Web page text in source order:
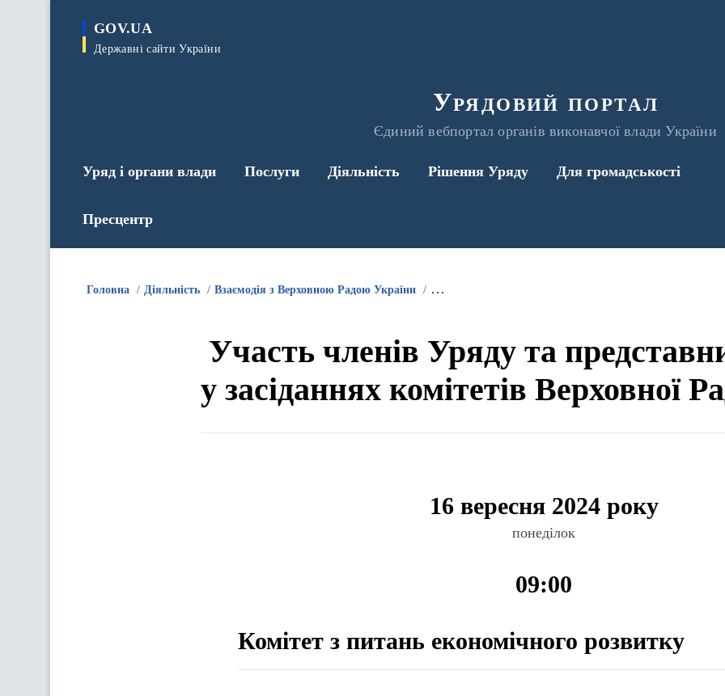
GOV.UA
Державні сайти України
Урядовий портал
Єдиний вебпортал органів виконавчої влади України
Уряд і органи влади Послуги Діяльність Рішення Уряду Для громадськості
Пресцентр
Головна Діяльність Взаємодія з Верховною Радою України Інформація про участь членів Уряду та
Участь членів Уряду та
у засіданнях комітетів Верховної
16 вересня 2024 року
понеділок
09:00
Комітет з питань економічного розвитку